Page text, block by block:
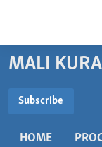
Menu
principal
navigation
MALI KURA
RADIO
MALI
Subscribe
HOME